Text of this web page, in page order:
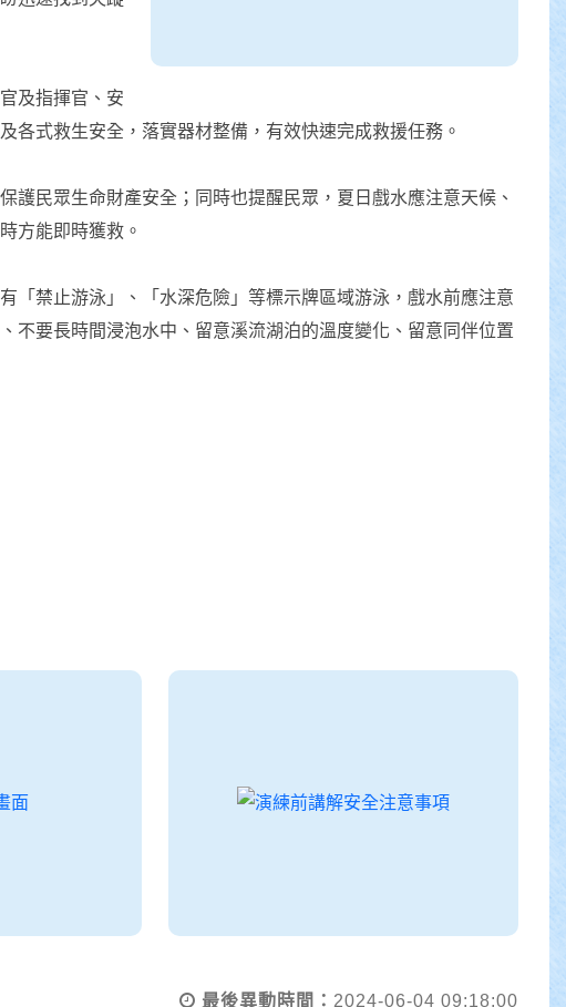
及指揮官、安
各式救生安全，落實器材整備，有效快速完成救援任務。
民眾生命財產安全；同時也提醒民眾，夏日戲水應注意天候、
方能即時獲救。
「禁止游泳」、「水深危險」等標示牌區域游泳，戲水前應注意
不要長時間浸泡水中、留意溪流湖泊的溫度變化、留意同伴位置
最後異動時間： 2024-06-04 09:18:00